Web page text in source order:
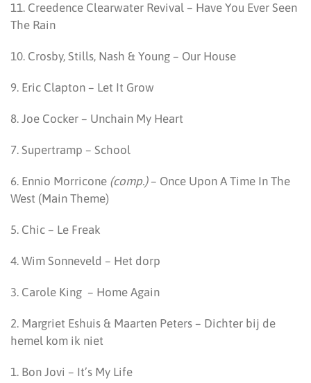
11. Creedence Clearwater Revival – Have You Ever Seen
The Rain
10. Crosby, Stills, Nash & Young – Our House
9. Eric Clapton – Let It Grow
8. Joe Cocker – Unchain My Heart
7. Supertramp – School
6. Ennio Morricone (comp.)– Once Upon A Time In The
West (Main Theme)
5. Chic – Le Freak
4. Wim Sonneveld – Het dorp
3. Carole King – Home Again
2. Margriet Eshuis & Maarten Peters – Dichter bij de
hemel kom ik niet
1. Bon Jovi – It’s My Life